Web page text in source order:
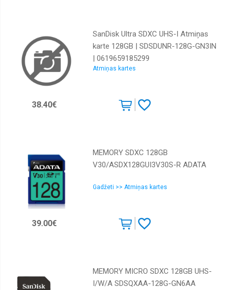
SanDisk Ultra SDXC UHS-I Atmiņas
karte 128GB | SDSDUNR-128G-GN3IN
| 0619659185299
Atmiņas kartes
38.40€
MEMORY SDXC 128GB
V30/ASDX128GUI3V30S-R ADATA
Gadžeti >> Atmiņas kartes
39.00€
MEMORY MICRO SDXC 128GB UHS-
I/W/A SDSQXAA-128G-GN6AA